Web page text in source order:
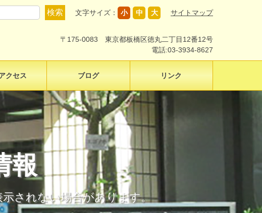
文字サイズ： 小 中 大 サイトマップ
〒175-0083 東京都板橋区徳丸二丁目12番12号
電話:03-3934-8627
クセス ブログ リンク
報
されない場合があります。